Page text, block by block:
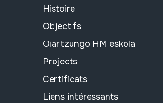
Histoire
Objectifs
Oiartzungo HM eskola
Projects
Certificats
Liens intéressants